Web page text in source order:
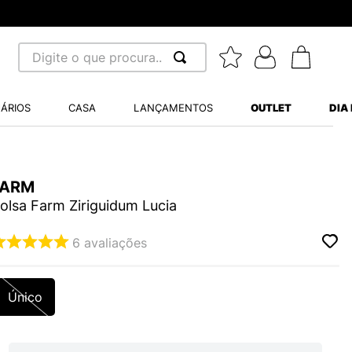
Digite o que procura...
CASA LANÇAMENTOS OUTLET DIA
Farm Ziriguidum Lucia
6 avaliações
Único
BALANCE 530
BABY